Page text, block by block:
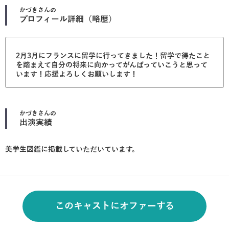
かづき さんの
プロフィール詳細（略歴）
2月3月にフランスに留学に行ってきました！留学で得たこと
を踏まえて自分の将来に向かってがんばっていこうと思って
います！応援よろしくお願いします！
かづき さんの
出演実績
美学生図鑑に掲載していただいています。
このキャストにオファーする